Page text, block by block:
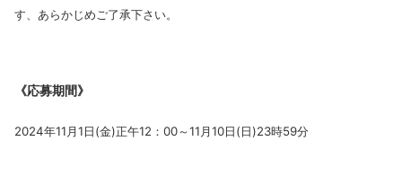
す、あらかじめご了承下さい。
《応募期間》
2024年11月1日(金)正午12：00～11月10日(日)23時59分